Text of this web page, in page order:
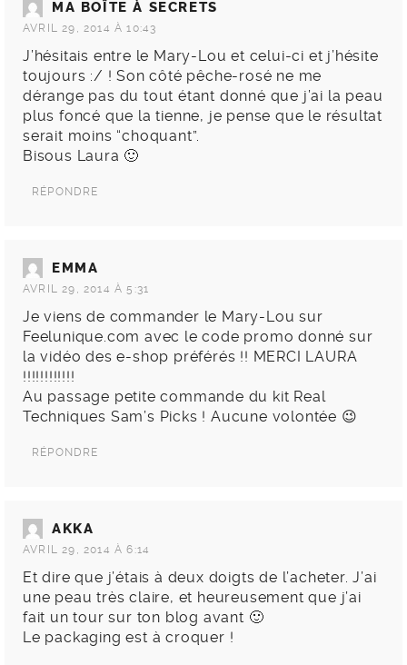
MA BOÎTE À SECRETS
AVRIL 29, 2014 À 10:43
J’hésitais entre le Mary-Lou et celui-ci et j’hésite
toujours :/ ! Son côté pêche-rosé ne me
dérange pas du tout étant donné que j’ai la peau
plus foncé que la tienne, je pense que le résultat
serait moins “choquant”.
Bisous Laura 🙂
RÉPONDRE
EMMA
AVRIL 29, 2014 À 5:31
Je viens de commander le Mary-Lou sur
Feelunique.com avec le code promo donné sur
la vidéo des e-shop préférés !! MERCI LAURA
!!!!!!!!!!!!
Au passage petite commande du kit Real
Techniques Sam’s Picks ! Aucune volontée 😉
RÉPONDRE
AKKA
AVRIL 29, 2014 À 6:14
Et dire que j’étais à deux doigts de l’acheter. J’ai
une peau très claire, et heureusement que j’ai
fait un tour sur ton blog avant 🙂
Le packaging est à croquer !